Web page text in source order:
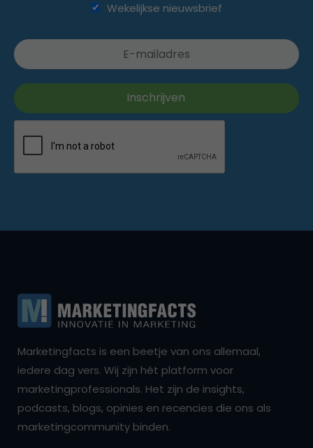
Wekelijkse nieuwsbrief
Marketingfacts is een beetje van ons allemaal,
iedere dag vers. Wij zijn hét platform voor
marketingprofessionals. Het zijn de insights,
podcasts, blogs, opinies en recencies die ons als
marketingcommunity binden.